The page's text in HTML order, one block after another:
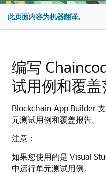
此页面内容为机器翻译。
编写
试用例和覆
Blockchain App Builder
元测试用例和覆盖报告。
注意：
如果您使用的是 Visual
中运行单元测试用例。